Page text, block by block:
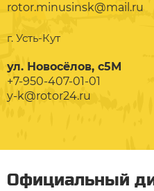
rotor.minusinsk@mail.ru
г. Усть-Кут
ул. Новосёлов, с5М
+7-950-407-01-01
y-k@rotor24.ru
Официальный